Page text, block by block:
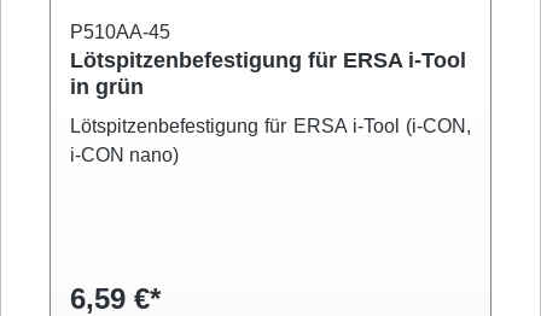
P510AA-45
Lötspitzenbefestigung für ERSA i-Tool
in grün
Lötspitzenbefestigung für ERSA i-Tool (i-CON,
i-CON nano)
6,59 €*